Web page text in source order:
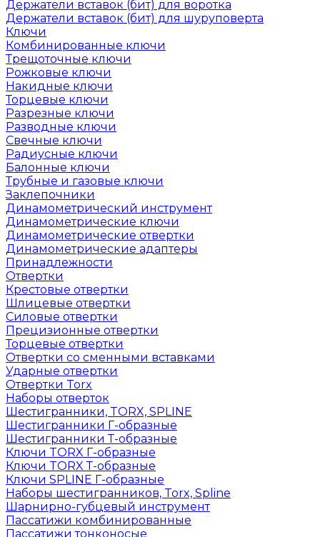
Держатели вставок (бит) для воротка
Держатели вставок (бит) для шуруповерта
Ключи
Комбинированные ключи
Трещоточные ключи
Рожковые ключи
Накидные ключи
Торцевые ключи
Разрезные ключи
Разводные ключи
Свечные ключи
Радиусные ключи
Балонные ключи
Трубные и газовые ключи
Заклепочники
Динамометрический инструмент
Динамометрические ключи
Динамометрические отвертки
Динамометрические адаптеры
Принадлежности
Отвертки
Крестовые отвертки
Шлицевые отвертки
Силовые отвертки
Прецизионные отвертки
Торцевые отвертки
Отвертки со сменными вставками
Ударные отвертки
Отвертки Torx
Наборы отверток
Шестигранники, TORX, SPLINE
Шестигранники Г-образные
Шестигранники Т-образные
Ключи TORX Г-образные
Ключи TORX Т-образные
Ключи SPLINE Г-образные
Наборы шестигранников, Torx, Spline
Шарнирно-губцевый инструмент
Пассатижи комбинированные
Пассатижи тонконосые